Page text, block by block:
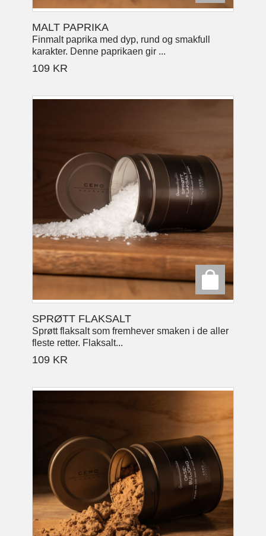
MALT PAPRIKA
Finmalt paprika med dyp, rund og smakfull
karakter. Denne paprikaen gir ...
109 KR
SPRØTT FLAKSALT
Sprøtt flaksalt som fremhever smaken i de aller
fleste retter. Flaksalt...
109 KR